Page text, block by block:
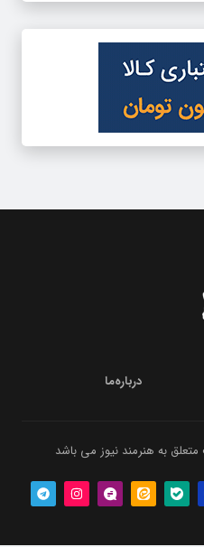
درباره‌‌ما
به هنرمند نیوز می باشد